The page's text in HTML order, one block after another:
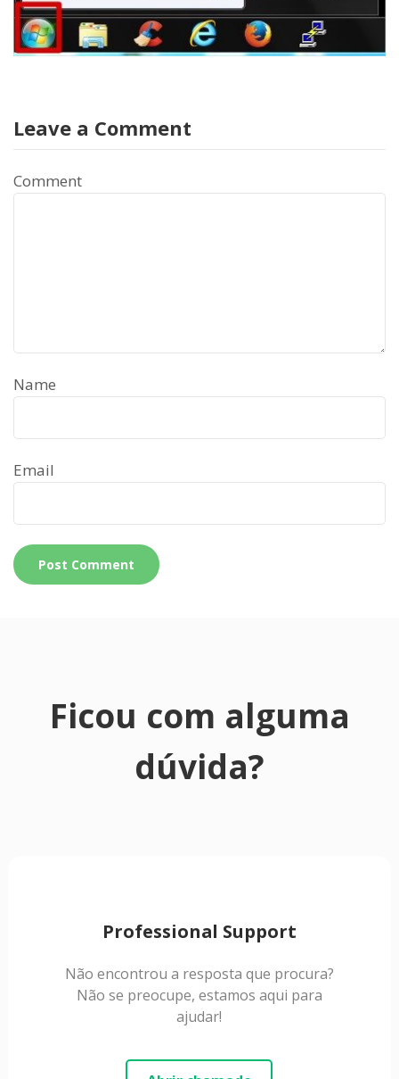
Leave a Comment
Comment
Name
Email
Ficou com alguma
dúvida?
Professional Support
Não encontrou a resposta que procura?
Não se preocupe, estamos aqui para
ajudar!